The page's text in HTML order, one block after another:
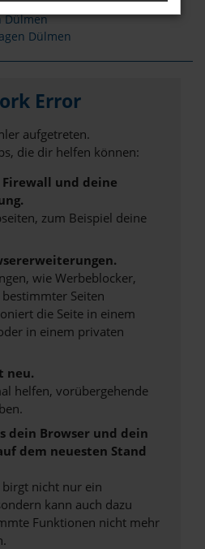
Dülmen
Dülmen
Error
aufgetreten.
die dir helfen können:
und deine
zum Beispiel deine
wie Werbeblocker,
Seiten
die Seite in einem
in einem privaten
neu.
helfen, vorübergehende
dein Browser und dein
dem neuesten Stand
nicht nur ein
kann auch dazu
Funktionen nicht mehr